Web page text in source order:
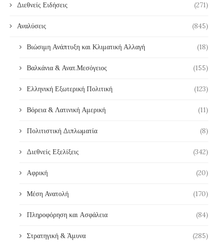
Διεθνείς Ειδήσεις (271)
Αναλύσεις (845)
Βιώσιμη Ανάπτυξη και Κλιματική Αλλαγή (18)
Βαλκάνια & Ανατ.Μεσόγειος (155)
Ελληνική Εξωτερική Πολιτική (123)
Βόρεια & Λατινική Αμερική (11)
Πολιτιστική Διπλωματία (8)
Διεθνείς Εξελίξεις (342)
Αφρική (20)
Μέση Ανατολή (170)
Πληροφόρηση και Ασφάλεια (84)
Στρατηγική & Άμυνα (285)